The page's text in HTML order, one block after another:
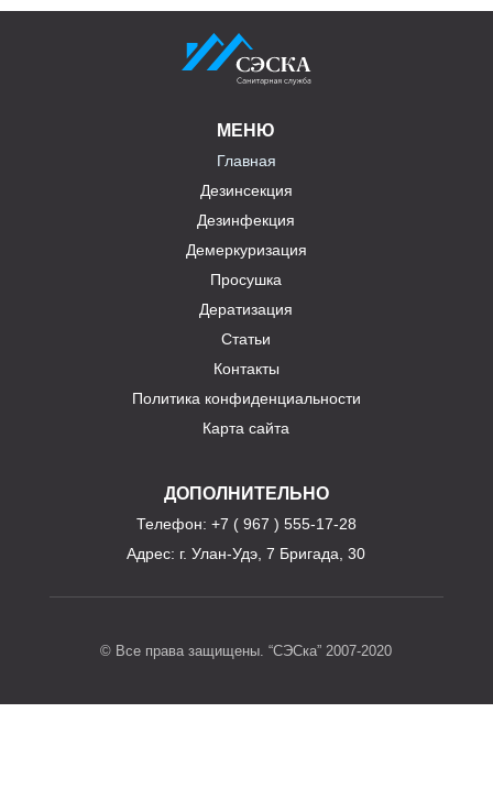
МЕНЮ
Главная
Дезинсекция
Дезинфекция
Демеркуризация
Просушка
Дератизация
Статьи
Контакты
Политика конфиденциальности
Карта сайта
ДОПОЛНИТЕЛЬНО
Телефон: +7 ( 967 ) 555-17-28
Адрес: г. Улан-Удэ, 7 Бригада, 30
© Все права защищены. “СЭСка” 2007-2020